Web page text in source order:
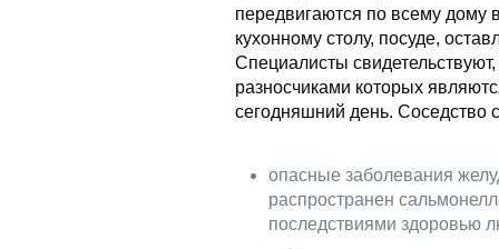
передвигаются по всему дому
кухонному столу, посуде,
Специалисты
разносчиками которых
сегодняшний день. Соседство
опасные заболевания
распространен
последствиями здоровью